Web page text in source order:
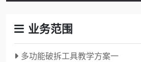
业务范围
多功能破拆工具教学方案一